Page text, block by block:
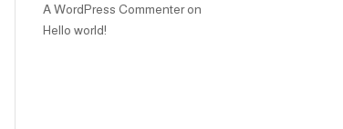
A WordPress Commenteron
Hello world!